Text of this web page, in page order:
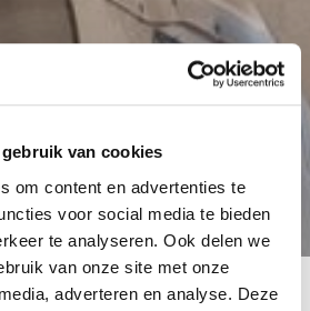
van cookies
om content en advertenties te
voor social media te bieden
te analyseren. Ook delen we
van onze site met onze
adverteren en analyse. Deze
Pas later…
dat MAF ook in gesloten landen vliegt. In